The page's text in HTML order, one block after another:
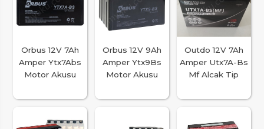
Orbus 12V 7Ah
Amper Ytx7Abs
Motor Akusu
Orbus 12V 9Ah
Amper Ytx9Bs
Motor Akusu
Outdo 12V 7Ah
Amper Utx7A-Bs
Mf Alcak Tip